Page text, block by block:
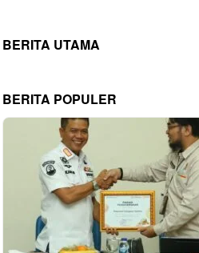
BERITA UTAMA
BERITA POPULER